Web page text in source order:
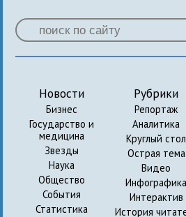
Новости
Бизнес
Государство и
медицина
Звезды
Наука
Общество
События
Статистика
Рубрики
Репортаж
Аналитика
Круглый стол
Острая тема
Видео
Инфографика
Интерактив
История